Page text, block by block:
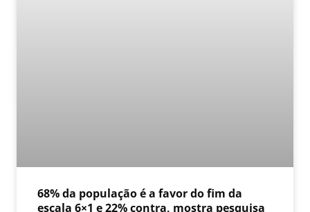
68% da população é a favor do fim da
escala 6×1 e 22% contra, mostra pesquisa